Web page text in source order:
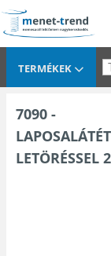
TERMÉKEK
7090 -
LAPOSALÁTÉT
LETÖRÉSSEL